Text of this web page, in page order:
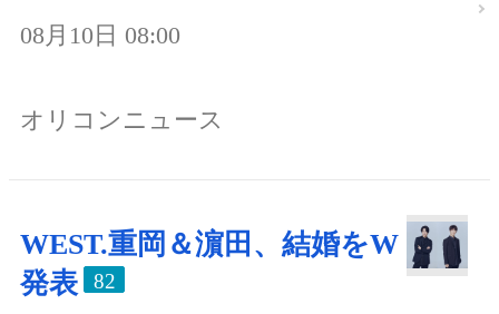
08月10日 08:00
オリコンニュース
WEST.重岡＆濵田、結婚をW
発表
82